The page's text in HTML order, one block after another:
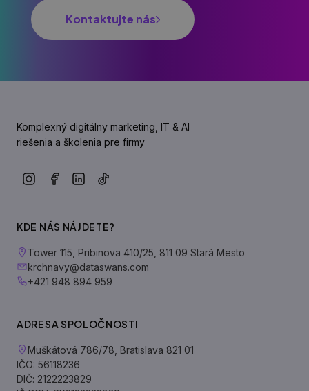
Kontaktujte nás
Komplexný digitálny marketing, IT & AI
riešenia a školenia pre firmy
KDE NÁS NÁJDETE?
Tower 115, Pribinova 410/25, 811 09 Stará Mesto
krchnavy@dataswans.com
+421 948 894 959
ADRESA SPOLOČNOSTI
Muškátová 786/78, Bratislava 821 01
IČO: 56118236
DIČ: 2122223829